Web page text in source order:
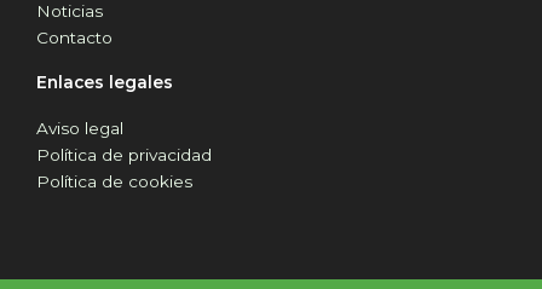
Noticias
Contacto
Enlaces legales
Aviso legal
Política de privacidad
Política de cookies